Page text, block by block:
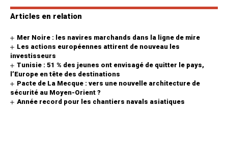
Articles en relation
Mer Noire : les navires marchands dans la ligne de mire
Les actions européennes attirent de nouveau les
investisseurs
Tunisie : 51 % des jeunes ont envisagé de quitter le pays,
l’Europe en tête des destinations
Pacte de La Mecque : vers une nouvelle architecture de
sécurité au Moyen-Orient ?
Année record pour les chantiers navals asiatiques